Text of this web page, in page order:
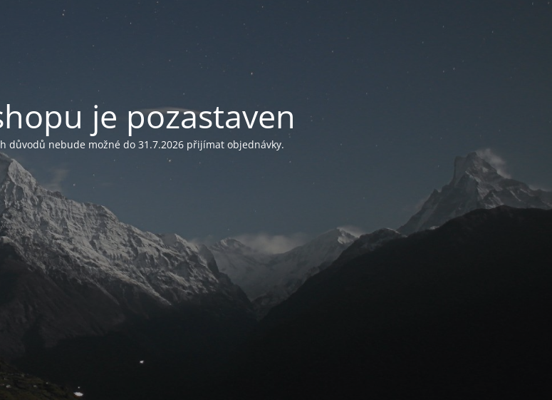
je pozastaven
důvodů nebude možné do 31.7.2026 přijímat objednávky.